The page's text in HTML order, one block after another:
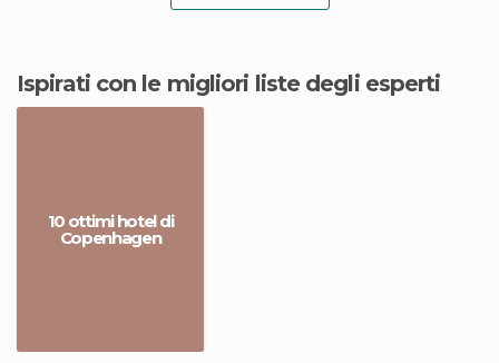
Ispirati con le migliori liste degli esperti
10 ottimi hotel di
Copenhagen